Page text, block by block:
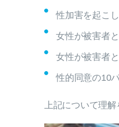
性加害を起こ
女性が被害者
女性が被害者
性的同意の10
上記について理